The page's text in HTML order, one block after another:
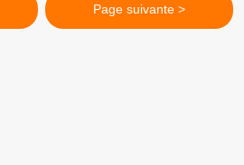
Page suivante >